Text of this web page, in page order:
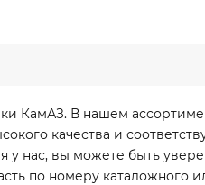
КамАЗ. В нашем
качества и
у нас, вы можете быть
по номеру каталожного